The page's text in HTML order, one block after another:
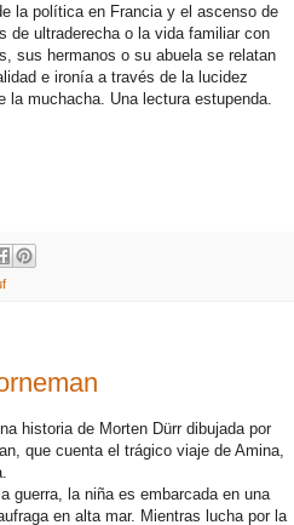
la política en Francia y el ascenso de
de ultraderecha o la vida familiar con
sus hermanos o su abuela se relatan
e ironía a través de la lucidez
la muchacha. Una lectura estupenda.
historia de Morten Dürr dibujada por
que cuenta el trágico viaje de Amina,
guerra, la niña es embarcada en una
en alta mar. Mientras lucha por la